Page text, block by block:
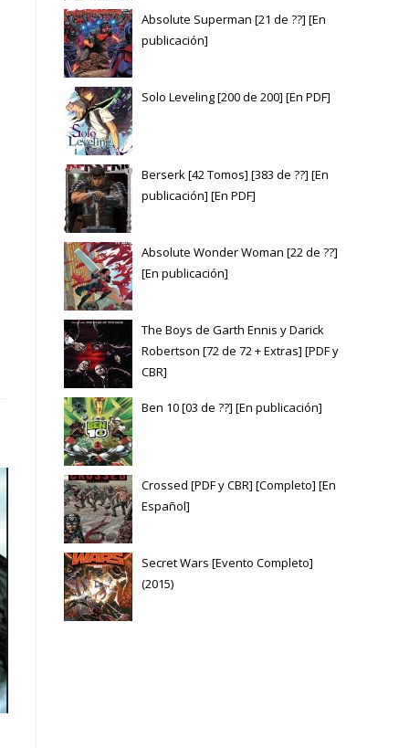
Absolute Superman [21 de ??] [En
publicación]
Solo Leveling [200 de 200] [En PDF]
Berserk [42 Tomos] [383 de ??] [En
publicación] [En PDF]
Absolute Wonder Woman [22 de ??]
[En publicación]
The Boys de Garth Ennis y Darick
Robertson [72 de 72 + Extras] [PDF y
CBR]
Ben 10 [03 de ??] [En publicación]
Crossed [PDF y CBR] [Completo] [En
Español]
Secret Wars [Evento Completo]
(2015)